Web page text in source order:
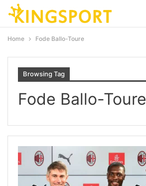
Home Fode Ballo-Toure
Browsing Tag
Fode Ballo-Toure